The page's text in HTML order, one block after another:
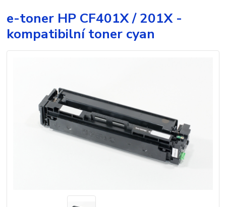
e-toner HP CF401X / 201X -
kompatibilní toner cyan